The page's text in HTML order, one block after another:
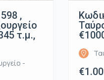
,
τ.μ.,
-